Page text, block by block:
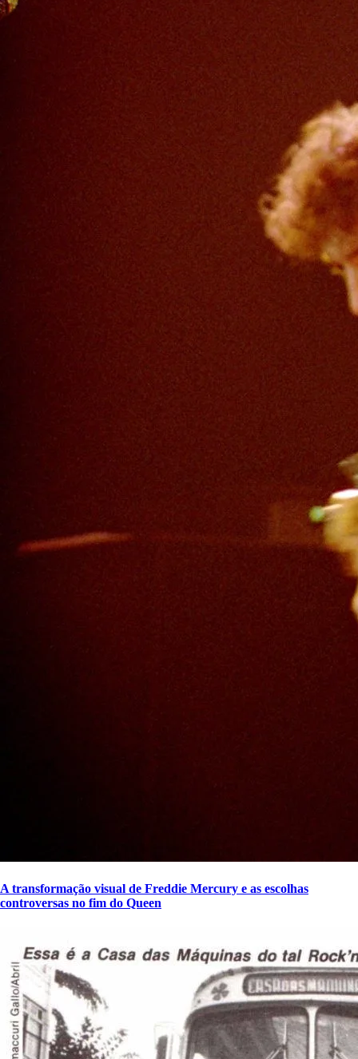
A transformação visual de Freddie Mercury e as escolhas
controversas no fim do Queen